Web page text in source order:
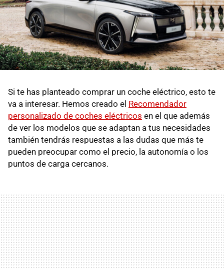
Si te has planteado comprar un coche eléctrico, esto te
va a interesar. Hemos creado el Recomendador
personalizado de coches eléctricos en el que además
de ver los modelos que se adaptan a tus necesidades
también tendrás respuestas a las dudas que más te
pueden preocupar como el precio, la autonomía o los
puntos de carga cercanos.